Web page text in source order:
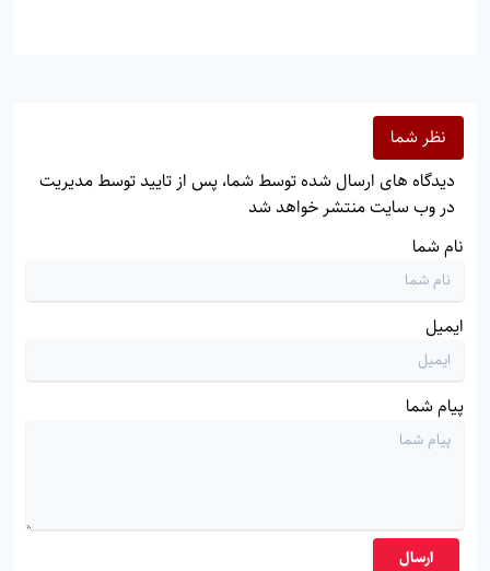
نظر شما
دیدگاه های ارسال شده توسط شما، پس از تایید توسط مدیریت
در وب سایت منتشر خواهد شد
نام شما
ایمیل
پیام شما
ارسال